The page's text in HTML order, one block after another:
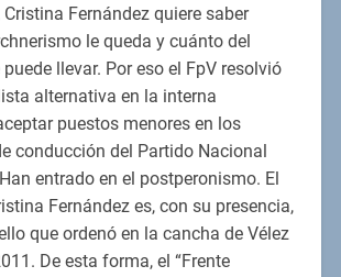
Cristina Fernández quiere saber
le queda y cuánto del
llevar. Por eso el FpV resolvió
alternativa en la interna
puestos menores en los
conducción del Partido Nacional
entrado en el postperonismo. El
Fernández es, con su presencia,
que ordenó en la cancha de Vélez
De esta forma, el “Frente